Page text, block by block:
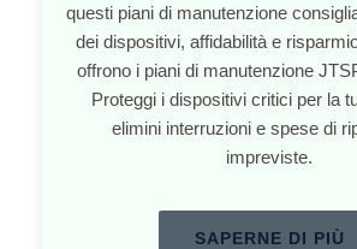
questi piani di manutenzione
dei dispositivi, affidabilità e
offrono i piani di manutenzione
Proteggi i dispositivi critici per la
elimini interruzioni e spese di
impreviste.
SAPERNE DI PIÙ